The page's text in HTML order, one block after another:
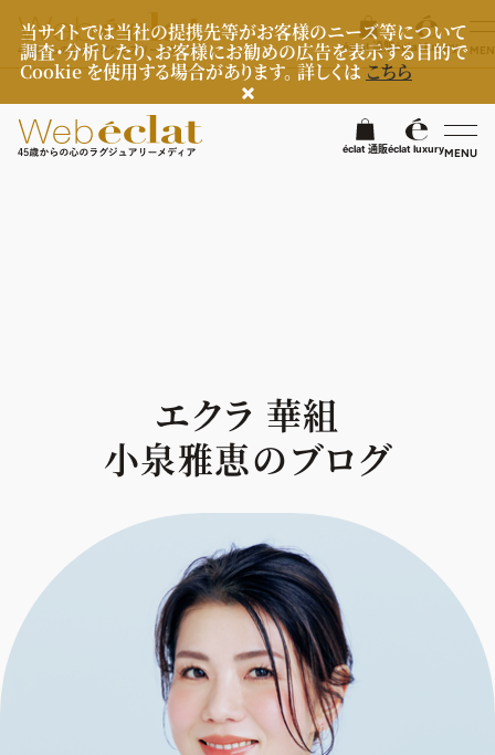
当サイトでは当社の提携先等がお客様のニーズ等について
調査・分析したり、お客様にお勧めの広告を表示する目的で
Cookie を使用する場合があります。 詳しくはこちら
éclat 通販éclat luxuryMENU検
50代なに着てる？
ファッション特集
50代ベストコスメ
ヘルスケアTOPICS
ストレッチ・エクササイズ
ダイエット
50代健康のお悩み
ライフスタイル
住まい
旅行＆グルメ
エクラ 華組メンバー一覧
エクラ 華組ランキング
チームJマダム
チームJマダムメンバー一覧
チームJマダムランキング
チームJマダム特集
編集長コラム
あら、素敵☆ 手帖
占い
イヴルルド遙華の12星座占い
試し読み
éclat 通販éclat luxury
エクラ 華組
小泉雅恵のブログ